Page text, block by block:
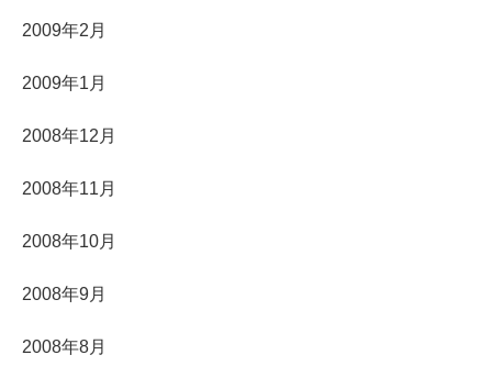
2009年2月
2009年1月
2008年12月
2008年11月
2008年10月
2008年9月
2008年8月